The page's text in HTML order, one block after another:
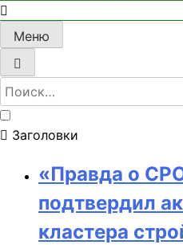
Меню
Найти:
Заголовки
«Правда о
подтвердил
кластера